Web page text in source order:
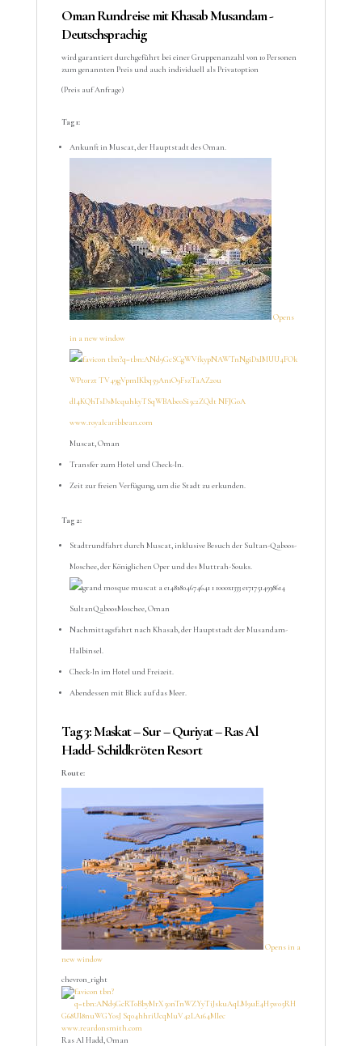
Oman Rundreise mit Khasab Musandam -
Deutschsprachig
wird garantiert durchgeführt bei einer Gruppenanzahl von 10 Personen
zum genannten Preis und auch individuell als Privatoption
(Preis auf Anfrage)
Tag 1:
Ankunft in Muscat, der Hauptstadt des Oman.
Opens
in a new window
www.royalcaribbean.com
Muscat, Oman
Transfer zum Hotel und Check-In.
Zeit zur freien Verfügung, um die Stadt zu erkunden.
Tag 2:
Stadtrundfahrt durch Muscat, inklusive Besuch der Sultan-Qaboos-
Moschee, der Königlichen Oper und des Muttrah-Souks.
SultanQaboosMoschee, Oman
Nachmittagsfahrt nach Khasab, der Hauptstadt der Musandam-
Halbinsel.
Check-In im Hotel und Freizeit.
Abendessen mit Blick auf das Meer.
Tag 3: Maskat – Sur – Quriyat – Ras Al
Hadd- Schildkröten Resort
Route:
Opens in a
new window
chevron_right
www.reardonsmith.com
Ras Al Hadd, Oman